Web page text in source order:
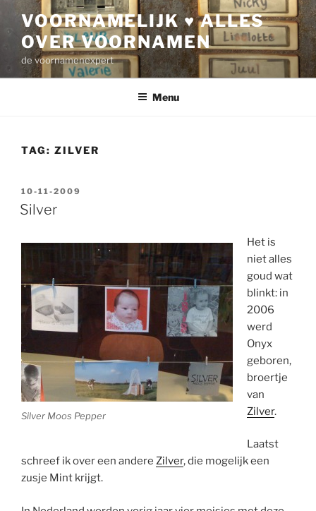
inhoud
VOORNAMELIJK ♥ ALLES
OVER VOORNAMEN
de voornamenexpert
Menu
TAG: ZILVER
GEPLAATST
OP
10-11-2009
Silver
Silver Moos Pepper
Het is
niet alles
goud wat
blinkt: in
2006
werd
Onyx
geboren,
broertje
van
Zilver.
Laatst
schreef ik over een andere Zilver, die mogelijk een
zusje Mint krijgt.